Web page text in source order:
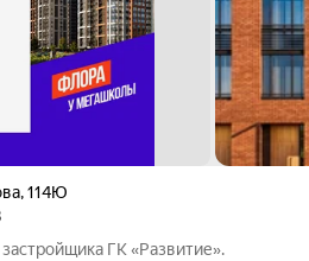
,114Ю
ГК «Развитие».